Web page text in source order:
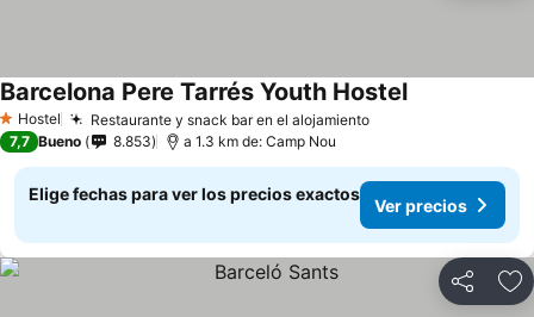
1 Estrellas
Hostel Restaurante y snack bar en el alojamiento
Barcelona Pere Tarrés Youth Hostel
7,7 Bueno 8.853 a 1.3 km de: Camp Nou
Elige fechas para ver los precios exactos
Ver precios
Compartir